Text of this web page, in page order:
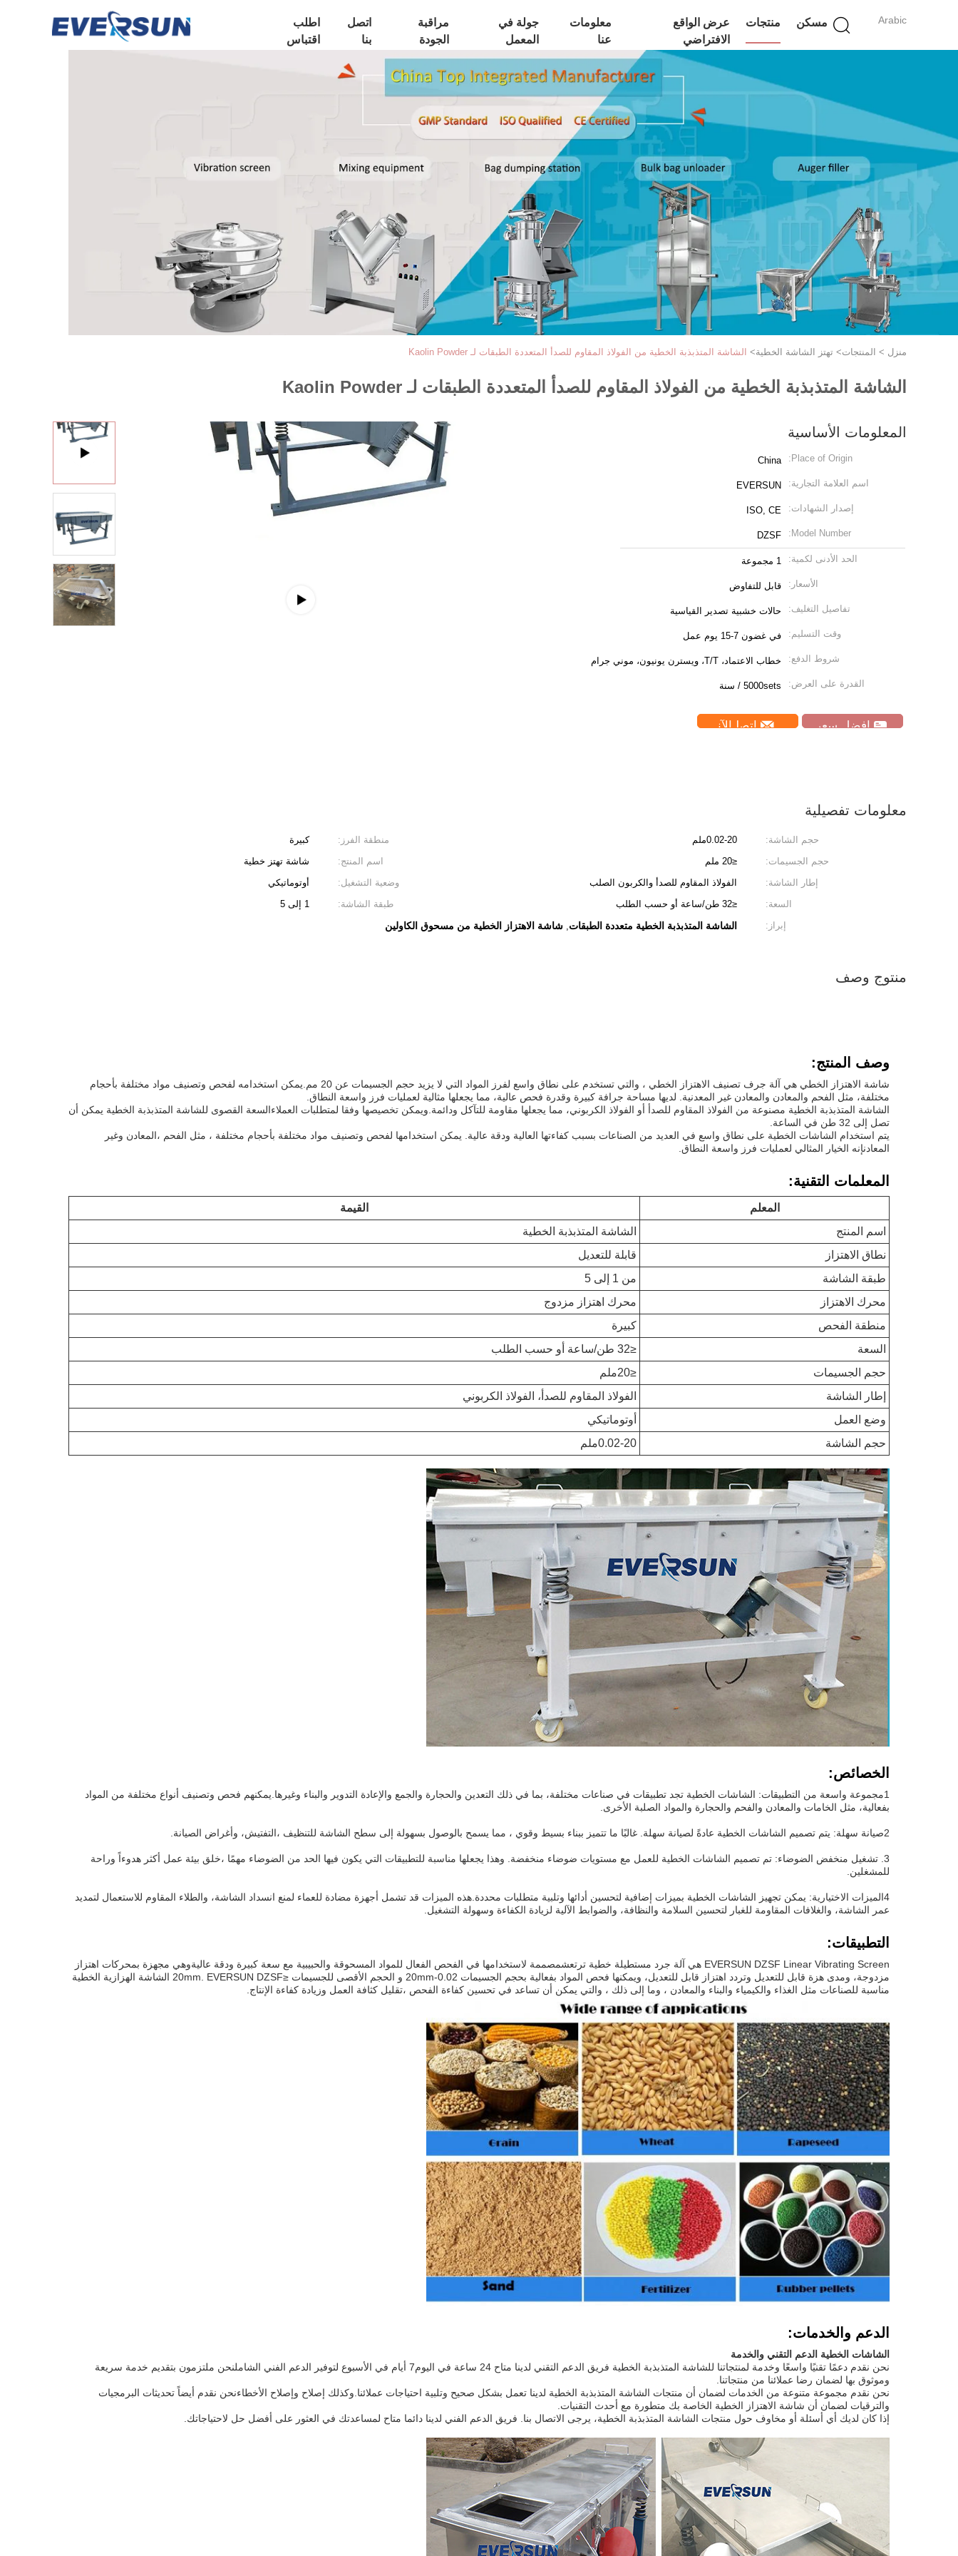
Arabic مسكن منتجات
عرض الواقع
الافتراضي
معلومات
عنا
جولة في
المعمل
مراقبة
الجودة
اتصل
بنا
اطلب
اقتباس
منزل > المنتجات> تهتز الشاشة الخطية> الشاشة المتذبذبة الخطية من الفولاذ المقاوم للصدأ المتعددة الطبقات لـ Kaolin Powder
الشاشة المتذبذبة الخطية من الفولاذ المقاوم للصدأ المتعددة الطبقات لـ Kaolin Powder
المعلومات الأساسية
Place of Origin:
China
اسم العلامة التجارية: EVERSUN
إصدار الشهادات: ISO, CE
Model Number:
DZSF
الحد الأدنى لكمية: 1 مجموعة
الأسعار: قابل للتفاوض
تفاصيل التغليف: حالات خشبية تصدير القياسية
وقت التسليم: في غضون 7-15 يوم عمل
شروط الدفع: خطاب الاعتماد، T/T، ويسترن يونيون، موني جرام
القدرة على العرض: 5000sets / سنة
افضل سعر ﺎﺘﺼﻟ ﺍﻶﻧ
معلومات تفصيلية
حجم الشاشة: 0.02-20ملم منطقة الفرز:
كبيرة
حجم الجسيمات:
≤20 ملم اسم المنتج:
شاشة تهتز خطية
إطار الشاشة:
الفولاذ المقاوم للصدأ والكربون الصلب وضعية التشغيل:
أوتوماتيكي
السعة:
≤32 طن/ساعة أو حسب الطلب طبقة الشاشة:
1 إلى 5
إبراز:
الشاشة المتذبذبة الخطية متعددة الطبقات, شاشة الاهتزاز الخطية من مسحوق الكاولين
منتوج وصف
وصف المنتج:
شاشة الاهتزاز الخطي هي آلة جرف تصنيف الاهتزاز الخطي ، والتي تستخدم على نطاق واسع لفرز المواد التي لا يزيد حجم الجسيمات عن 20 مم.يمكن استخدامه لفحص وتصنيف مواد مختلفة بأحجام
مختلفة، مثل الفحم والمعادن والمعادن غير المعدنية. لديها مساحة جرافة كبيرة وقدرة فحص عالية، مما يجعلها مثالية لعمليات فرز واسعة النطاق.
الشاشة المتذبذبة الخطية مصنوعة من الفولاذ المقاوم للصدأ أو الفولاذ الكربوني، مما يجعلها مقاومة للتآكل ودائمة.ويمكن تخصيصها وفقا لمتطلبات العملاءالسعة القصوى للشاشة المتذبذبة الخطية يمكن أن
تصل إلى 32 طن في الساعة.
يتم استخدام الشاشات الخطية على نطاق واسع في العديد من الصناعات بسبب كفاءتها العالية ودقة عالية. يمكن استخدامها لفحص وتصنيف مواد مختلفة بأحجام مختلفة ، مثل الفحم ،المعادن وغير
المعادنإنه الخيار المثالي لعمليات فرز واسعة النطاق.
المعلمات التقنية:
المعلم
القيمة
اسم المنتج
الشاشة المتذبذبة الخطية
نطاق الاهتزاز
قابلة للتعديل
طبقة الشاشة
من 1 إلى 5
محرك الاهتزاز
محرك اهتزاز مزدوج
منطقة الفحص
كبيرة
السعة
≤32 طن/ساعة أو حسب الطلب
حجم الجسيمات
≤20ملم
إطار الشاشة
الفولاذ المقاوم للصدأ، الفولاذ الكربوني
وضع العمل
أوتوماتيكي
حجم الشاشة
0.02-20ملم
الخصائص:
1مجموعة واسعة من التطبيقات: الشاشات الخطية تجد تطبيقات في صناعات مختلفة، بما في ذلك التعدين والحجارة والجمع والإعادة التدوير والبناء وغيرها.يمكنهم فحص وتصنيف أنواع مختلفة من المواد
بفعالية، مثل الخامات والمعادن والفحم والحجارة والمواد الصلبة الأخرى.
2صيانة سهلة: يتم تصميم الشاشات الخطية عادةً لصيانة سهلة. غالبًا ما تتميز ببناء بسيط وقوي ، مما يسمح بالوصول بسهولة إلى سطح الشاشة للتنظيف ،التفتيش، وأغراض الصيانة.
3. تشغيل منخفض الضوضاء: تم تصميم الشاشات الخطية للعمل مع مستويات ضوضاء منخفضة. وهذا يجعلها مناسبة للتطبيقات التي يكون فيها الحد من الضوضاء مهمًا ،خلق بيئة عمل أكثر هدوءاً وراحة
للمشغلين.
4الميزات الاختيارية: يمكن تجهيز الشاشات الخطية بميزات إضافية لتحسين أدائها وتلبية متطلبات محددة.هذه الميزات قد تشمل أجهزة مضادة للعماء لمنع انسداد الشاشة، والطلاء المقاوم للاستعمال لتمديد
عمر الشاشة، والغلافات المقاومة للغبار لتحسين السلامة والنظافة، والضوابط الآلية لزيادة الكفاءة وسهولة التشغيل.
التطبيقات:
EVERSUN DZSF Linear Vibrating Screen هي آلة جرد مستطيلة خطية ترتعشمصممة لاستخدامها في الفحص الفعال للمواد المسحوقة والحبيبية مع سعة كبيرة ودقة عاليةوهي مجهزة بمحركات اهتزاز
مزدوجة، ومدى هزة قابل للتعديل وتردد اهتزاز قابل للتعديل، ويمكنها فحص المواد بفعالية بحجم الجسيمات 0.02-20mm و الحجم الأقصى للجسيمات ≤20mm. EVERSUN DZSF الشاشة الهزازية الخطية
مناسبة للصناعات مثل الغذاء والكيمياء والبناء والمعادن ، وما إلى ذلك ، والتي يمكن أن تساعد في تحسين كفاءة الفحص ،تقليل كثافة العمل وزيادة كفاءة الإنتاج.
الدعم والخدمات:
الشاشات الخطية الدعم التقني والخدمة
نحن نقدم دعمًا تقنيًا واسعًا وخدمة لمنتجاتنا للشاشة المتذبذبة الخطية فريق الدعم التقني لدينا متاح 24 ساعة في اليوم7 أيام في الأسبوع لتوفير الدعم الفني الشاملنحن ملتزمون بتقديم خدمة سريعة
وموثوق بها لضمان رضا عملائنا من منتجاتنا.
نحن نقدم مجموعة متنوعة من الخدمات لضمان أن منتجات الشاشة المتذبذبة الخطية لدينا تعمل بشكل صحيح وتلبية احتياجات عملائنا.وكذلك إصلاح وإصلاح الأخطاءنحن نقدم أيضاً تحديثات البرمجيات
والترقيات لضمان أن شاشة الاهتزاز الخطية الخاصة بك متطورة مع أحدث التقنيات.
إذا كان لديك أي أسئلة أو مخاوف حول منتجات الشاشة المتذبذبة الخطية، يرجى الاتصال بنا. فريق الدعم الفني لدينا دائما متاح لمساعدتك في العثور على أفضل حل لاحتياجاتك.